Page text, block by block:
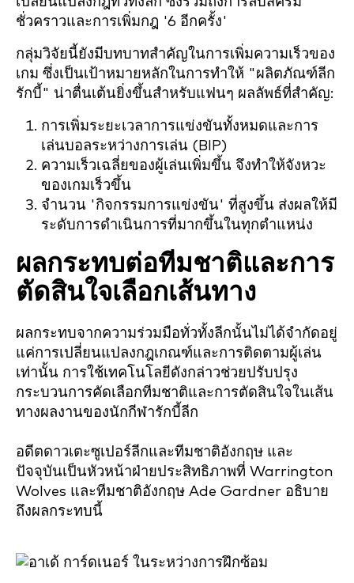
ชั่วคราวและการเพิ่มกฎ '6 อีกครั้ง'
กลุ่มวิจัยนี้ยังมีบทบาทสำคัญในการเพิ่มความเร็วของ
เกม ซึ่งเป็นเป้าหมายหลักในการทำให้ "ผลิตภัณฑ์ลีก
รักบี้" น่าตื่นเต้นยิ่งขึ้นสำหรับแฟนๆ ผลลัพธ์ที่สำคัญ:
การเพิ่มระยะเวลาการแข่งขันทั้งหมดและการ
เล่นบอลระหว่างการเล่น (BIP)
ความเร็วเฉลี่ยของผู้เล่นเพิ่มขึ้น จึงทำให้จังหวะ
ของเกมเร็วขึ้น
จำนวน 'กิจกรรมการแข่งขัน' ที่สูงขึ้น ส่งผลให้มี
ระดับการดำเนินการที่มากขึ้นในทุกตำแหน่ง
ผลกระทบต่อทีมชาติและการ
ตัดสินใจเลือกเส้นทาง
ผลกระทบจากความร่วมมือทั่วทั้งลีกนั้นไม่ได้จำกัดอยู่
แค่การเปลี่ยนแปลงกฎเกณฑ์และการติดตามผู้เล่น
เท่านั้น การใช้เทคโนโลยีดังกล่าวช่วยปรับปรุง
กระบวนการคัดเลือกทีมชาติและการตัดสินใจในเส้น
ทางผลงานของนักกีฬารักบี้ลีก
อดีตดาวเตะซูเปอร์ลีกและทีมชาติอังกฤษ และ
ปัจจุบันเป็นหัวหน้าฝ่ายประสิทธิภาพที่ Warrington
Wolves และทีมชาติอังกฤษ Ade Gardner อธิบาย
ถึงผลกระทบนี้